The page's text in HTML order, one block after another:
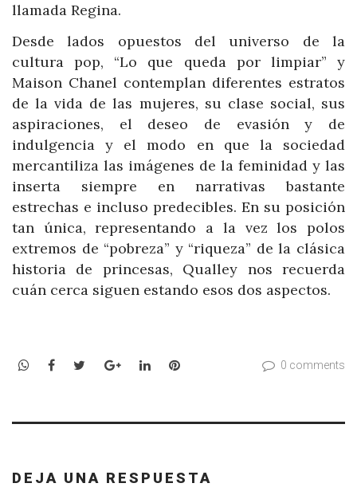
llamada Regina.
Desde lados opuestos del universo de la
cultura pop, “Lo que queda por limpiar” y
Maison Chanel contemplan diferentes estratos
de la vida de las mujeres, su clase social, sus
aspiraciones, el deseo de evasión y de
indulgencia y el modo en que la sociedad
mercantiliza las imágenes de la feminidad y las
inserta siempre en narrativas bastante
estrechas e incluso predecibles. En su posición
tan única, representando a la vez los polos
extremos de “pobreza” y “riqueza” de la clásica
historia de princesas, Qualley nos recuerda
cuán cerca siguen estando esos dos aspectos.
WhatsApp
Facebook
TwitterGoogle+LinkedInPinterest 0 comments
DEJA UNA RESPUESTA